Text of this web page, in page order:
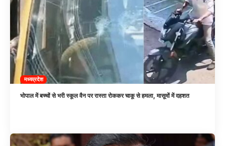
मध्यप्रदेश
भोपाल में बच्चों से भरी स्कूल वैन पर रास्ता रोककर चाकू से हमला, मासूमों में दहशत